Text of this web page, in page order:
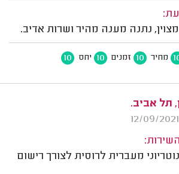
נתנה מענה מהיר ושרות אדיב.
מחיר 10 זמנים 10 יחס 10
תל אביב.
מעברית לרוסית לצורך רישום